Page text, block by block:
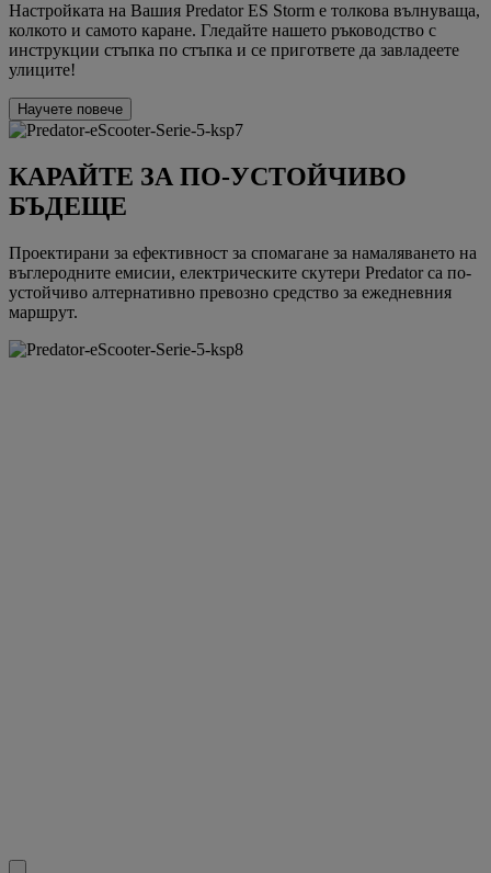
Настройката на Вашия Predator ES Storm е толкова вълнуваща,
колкото и самото каране. Гледайте нашето ръководство с
инструкции стъпка по стъпка и се пригответе да завладеете
улиците!
Научете повече
КАРАЙТЕ ЗА ПО-УСТОЙЧИВО
БЪДЕЩЕ
Проектирани за ефективност за спомагане за намаляването на
въглеродните емисии, електрическите скутери Predator са по-
устойчиво алтернативно превозно средство за ежедневния
маршрут.